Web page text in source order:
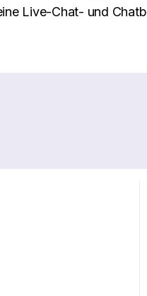
Live-Chat- und